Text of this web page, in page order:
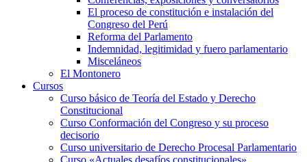
El proceso de constitución e instalación del
Congreso del Perú
Reforma del Parlamento
Indemnidad, legitimidad y fuero parlamentario
Misceláneos
El Montonero
Cursos
Curso básico de Teoría del Estado y Derecho
Constitucional
Curso Conformación del Congreso y su proceso
decisorio
Curso universitario de Derecho Procesal Parlamentario
Curso «Actuales desafíos constitucionales»